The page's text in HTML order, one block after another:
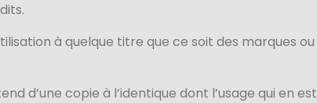
à quelque titre que ce soit des marques ou
d’une copie à l’identique dont l’usage qui en est